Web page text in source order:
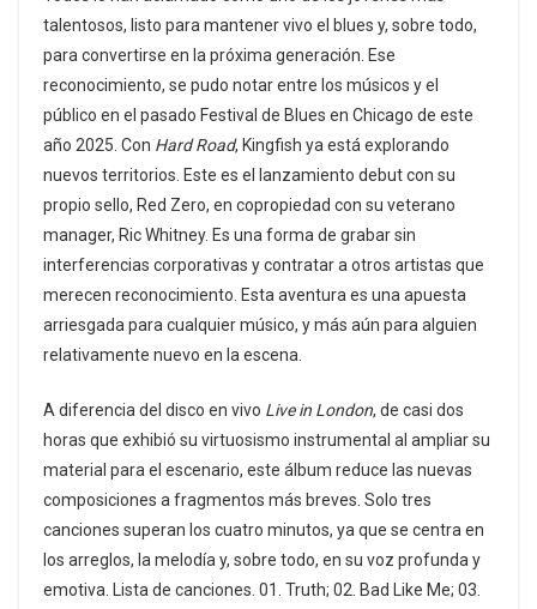
talentosos, listo para mantener vivo el blues y, sobre todo,
para convertirse en la próxima generación. Ese
reconocimiento, se pudo notar entre los músicos y el
público en el pasado Festival de Blues en Chicago de este
año 2025. Con Hard Road, Kingfish ya está explorando
nuevos territorios. Este es el lanzamiento debut con su
propio sello, Red Zero, en copropiedad con su veterano
manager, Ric Whitney. Es una forma de grabar sin
interferencias corporativas y contratar a otros artistas que
merecen reconocimiento. Esta aventura es una apuesta
arriesgada para cualquier músico, y más aún para alguien
relativamente nuevo en la escena.
A diferencia del disco en vivo Live in London, de casi dos
horas que exhibió su virtuosismo instrumental al ampliar su
material para el escenario, este álbum reduce las nuevas
composiciones a fragmentos más breves. Solo tres
canciones superan los cuatro minutos, ya que se centra en
los arreglos, la melodía y, sobre todo, en su voz profunda y
emotiva. Lista de canciones. 01. Truth; 02. Bad Like Me; 03.